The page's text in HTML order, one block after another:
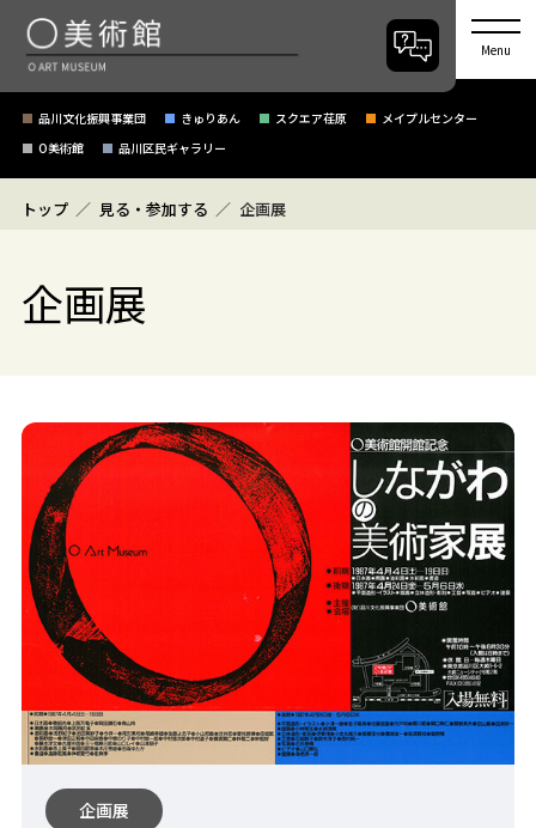
Menu
品川文化振興事業団 きゅりあん スクエア荏原
メイプルセンター
O美術館
品川区民ギャラリー
トップ 見る・参加する 企画展
企画展
企画展